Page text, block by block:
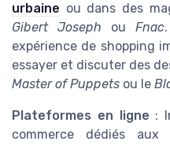
urbaine ou dans des
Gibert Joseph ou Fnac
expérience de shopping
essayer et discuter des
Master of Puppets ou le
Plateformes en ligne :
commerce dédiés